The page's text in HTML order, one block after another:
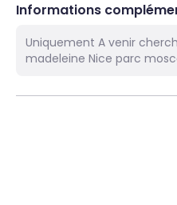
Informations
Uniquement A venir
madeleine Nice parc